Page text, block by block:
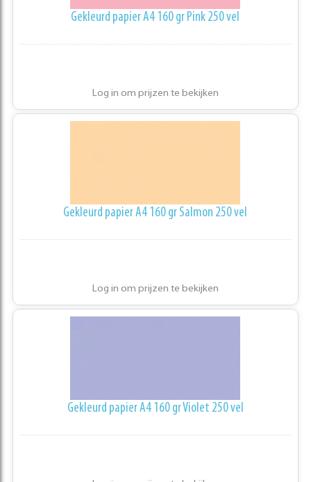
Gekleurd papier A4 160 gr Pink 250 vel
Log in om prijzen te bekijken
Gekleurd papier A4 160 gr Salmon 250 vel
Log in om prijzen te bekijken
Gekleurd papier A4 160 gr Violet 250 vel